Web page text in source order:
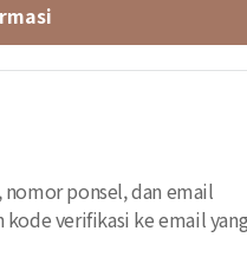
nomor ponsel, dan email
kode verifikasi ke email